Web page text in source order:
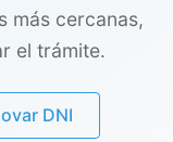
más cercanas,
el trámite.
DNI